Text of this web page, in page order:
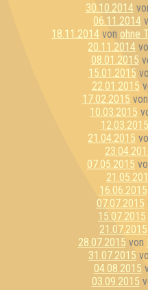
30.10.2014
06.11.2014
18.11.2014 von ohne
20.11.2014
08.01.2015
15.01.2015
22.01.2015
17.02.2015 von
10.03.2015
12.03.2015
21.04.2015
07.05.2015
16.06.2015
07.07.2015
15.07.2015
21.07.2015
28.07.2015 von
31.07.2015
04.08.2015
03.09.2015